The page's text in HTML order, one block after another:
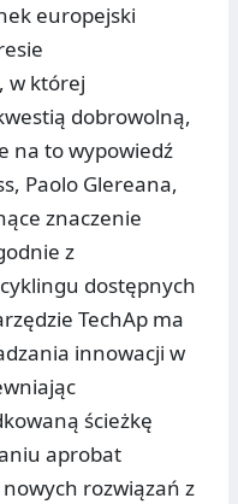
europejski
w której
dobrowolną,
na to wypowiedź
Paolo Glereana,
znaczenie
z
dostępnych
TechAp ma
innowacji w
ścieżkę
aprobat
rozwiązań z